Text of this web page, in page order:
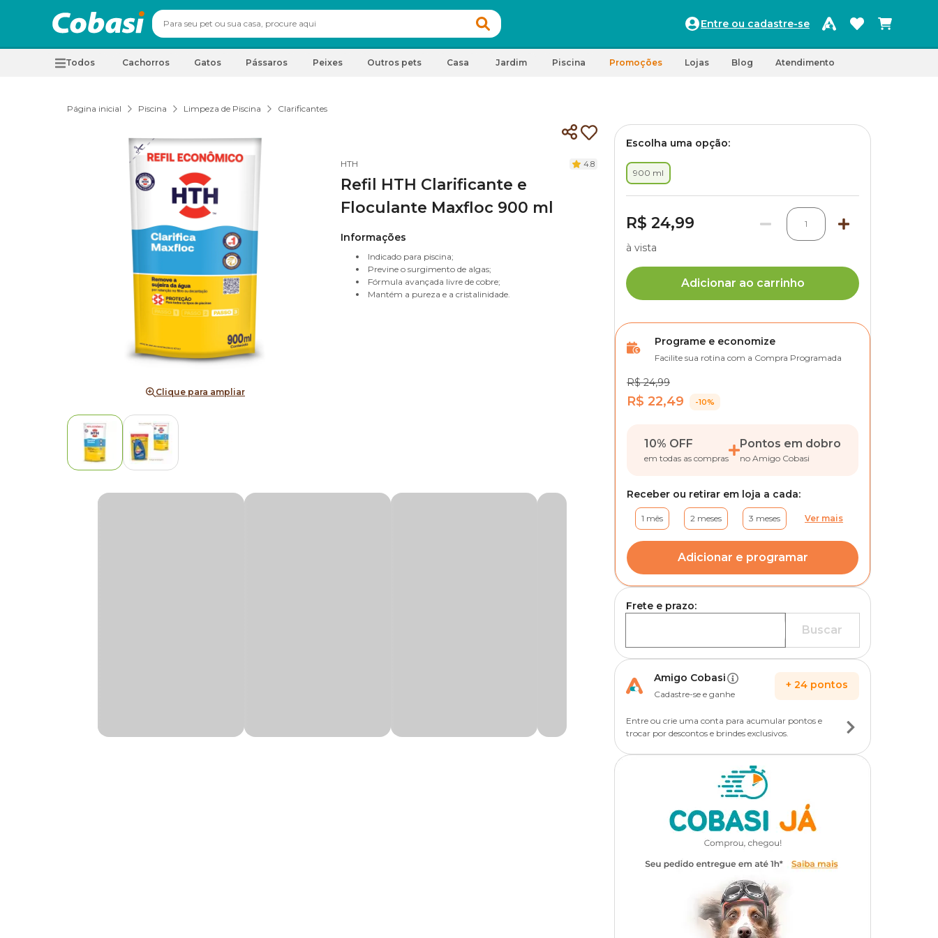
Entre ou cadastre-se
Todos Cachorros Gatos Pássaros Peixes Outros pets Casa Jardim Piscina Promoções Lojas Blog Atendimento
Página inicial Piscina Limpeza de Piscina Clarificantes
Clique para ampliar
HTH 4.8
Refil HTH Clarificante e
Floculante Maxfloc 900 ml
Informações
Indicado para piscina;
Previne o surgimento de algas;
Fórmula avançada livre de cobre;
Mantém a pureza e a cristalinidade.
Escolha uma opção:
900 ml
R$ 24,99 1
à vista
Adicionar ao carrinho
Programe e economize
Facilite sua rotina com a Compra Programada
R$ 24,99
R$ 22,49 -10%
10% OFF
em todas as compras
Pontos em dobro
no Amigo Cobasi
Receber ou retirar em loja a cada:
1 mês 2 meses 3 meses Ver mais
Adicionar e programar
Frete e prazo:
Buscar
Amigo Cobasi
Cadastre-se e ganhe
+ 24 pontos
Entre ou crie uma conta para acumular pontos e
trocar por descontos e brindes exclusivos.